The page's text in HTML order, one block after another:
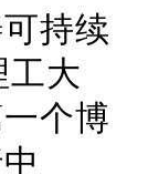
持续
大
个博